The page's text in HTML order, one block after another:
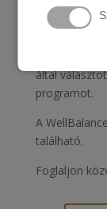
E-mail:
Kollégáink
által
programot.
A
található.
Foglaljon